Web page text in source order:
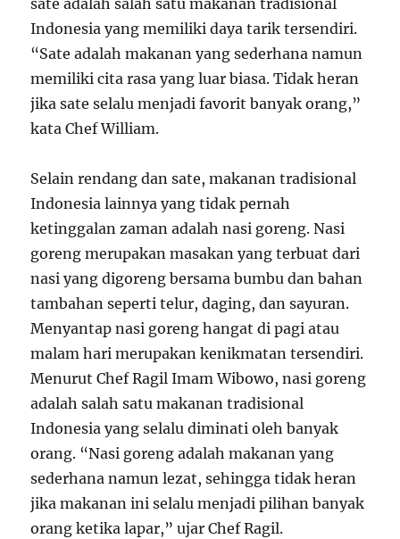
sate adalah salah satu makanan tradisional
Indonesia yang memiliki daya tarik tersendiri.
“Sate adalah makanan yang sederhana namun
memiliki cita rasa yang luar biasa. Tidak heran
jika sate selalu menjadi favorit banyak orang,”
kata Chef William.
Selain rendang dan sate, makanan tradisional
Indonesia lainnya yang tidak pernah
ketinggalan zaman adalah nasi goreng. Nasi
goreng merupakan masakan yang terbuat dari
nasi yang digoreng bersama bumbu dan bahan
tambahan seperti telur, daging, dan sayuran.
Menyantap nasi goreng hangat di pagi atau
malam hari merupakan kenikmatan tersendiri.
Menurut Chef Ragil Imam Wibowo, nasi goreng
adalah salah satu makanan tradisional
Indonesia yang selalu diminati oleh banyak
orang. “Nasi goreng adalah makanan yang
sederhana namun lezat, sehingga tidak heran
jika makanan ini selalu menjadi pilihan banyak
orang ketika lapar,” ujar Chef Ragil.